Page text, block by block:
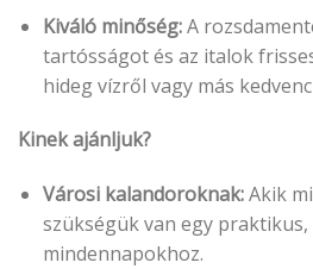
Kiváló minőség:A
tartósságot és az italok
hideg vízről vagy más
Kinek ajánljuk?
Városi kalandoroknak:Akik
szükségük van egy
mindennapokhoz.